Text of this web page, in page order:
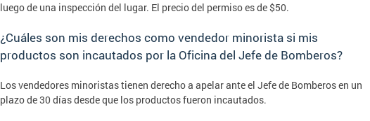
luego de una inspección del lugar. El precio del permiso es de $50.
¿Cuáles son mis derechos como vendedor minorista si mis
productos son incautados por la Oficina del Jefe de Bomberos?
Los vendedores minoristas tienen derecho a apelar ante el Jefe de Bomberos en un
plazo de 30 días desde que los productos fueron incautados.